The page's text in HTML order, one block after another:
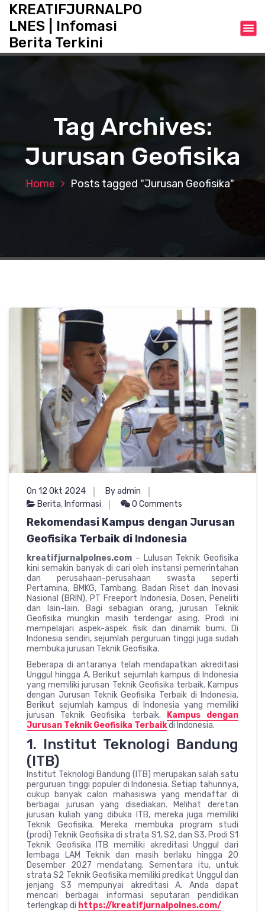
t
KREATIFJURNALPO
LNES | Infomasi
Berita Terkini
Tag Archives:
Jurusan Geofisika
Home Posts tagged "Jurusan Geofisika"
On 12 Okt 2024
By admin
Berita, Informasi 0 Comments
Rekomendasi Kampus dengan Jurusan
Geofisika Terbaik di Indonesia
kreatifjurnalpolnes.com – Lulusan Teknik Geofisika
kini semakin banyak di cari oleh instansi pemerintahan
dan perusahaan-perusahaan swasta seperti
Pertamina, BMKG, Tambang, Badan Riset dan Inovasi
Nasional (BRIN), PT Freeport Indonesia, Dosen, Peneliti
dan lain-lain. Bagi sebagian orang, jurusan Teknik
Geofisika mungkin masih terdengar asing. Prodi ini
mempelajari aspek-aspek fisik dan dinamik bumi. Di
Indonesia sendiri, sejumlah perguruan tinggi juga sudah
membuka jurusan Teknik Geofisika.
Beberapa di antaranya telah mendapatkan akreditasi
Unggul hingga A. Berikut sejumlah kampus di Indonesia
yang memiliki jurusan Teknik Geofisika terbaik. Kampus
dengan Jurusan Teknik Geofisika Terbaik di Indonesia.
Berikut sejumlah kampus di Indonesia yang memiliki
jurusan Teknik Geofisika terbaik.
Kampus dengan
Jurusan Teknik Geofisika Terbaikdi Indonesia.
1. Institut Teknologi Bandung
(ITB)
Institut Teknologi Bandung (ITB) merupakan salah satu
perguruan tinggi populer di Indonesia. Setiap tahunnya,
cukup banyak calon mahasiswa yang mendaftar di
berbagai jurusan yang disediakan. Melihat deretan
jurusan kuliah yang dibuka ITB, mereka juga memiliki
Teknik Geofisika. Mereka membuka program studi
(prodi) Teknik Geofisika di strata S1, S2, dan S3. Prodi S1
Teknik Geofisika ITB memiliki akreditasi Unggul dari
lembaga LAM Teknik dan masih berlaku hingga 20
Desember 2027 mendatang. Sementara itu, untuk
strata S2 Teknik Geofisika memiliki predikat Unggul dan
jenjang S3 mempunyai akreditasi A. Anda dapat
mencari berbagai informasi seputaran pendidikan
terlengkap di https://kreatifjurnalpolnes.com/